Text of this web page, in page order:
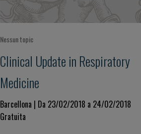
Nessun topic
Clinical Update in Respiratory
Medicine
Barcellona | Da 23/02/2018 a 24/02/2018
Gratuita